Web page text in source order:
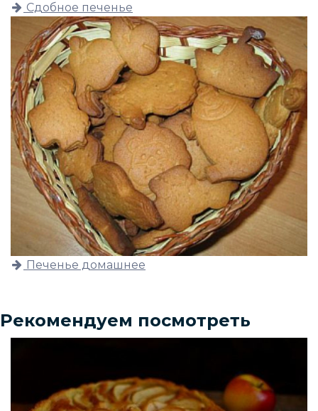
Сдобное печенье
Печенье домашнее
Рекомендуем посмотреть